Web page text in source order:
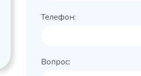
Polair ШХФ-0,2
Расход
Габаритные
Телефон:
Вопрос: